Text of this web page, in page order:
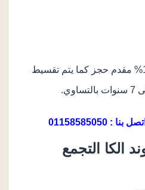
طرق الدفع والتقسيط : 15% مقدم حجز كما يتم تقسيط
اتصل بنا : 01158585050
الكا التجمع